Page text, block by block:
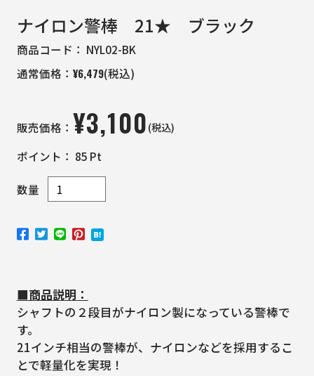
ナイロン警棒 21★ ブラック
商品コード： NYL02-BK
通常価格： ¥6,479(税込)
販売価格： ¥3,100(税込)
ポイント： 85 Pt
数量
■商品説明：
シャフトの２段目がナイロン製になっている警棒で
す。
21インチ相当の警棒が、ナイロンなどを採用するこ
とで軽量化を実現！